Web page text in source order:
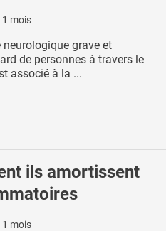
mois
grave et
de personnes à travers le
associé à la ...
ils amortissent
mois